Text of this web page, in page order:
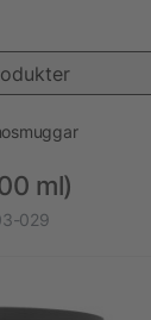
ml)
029